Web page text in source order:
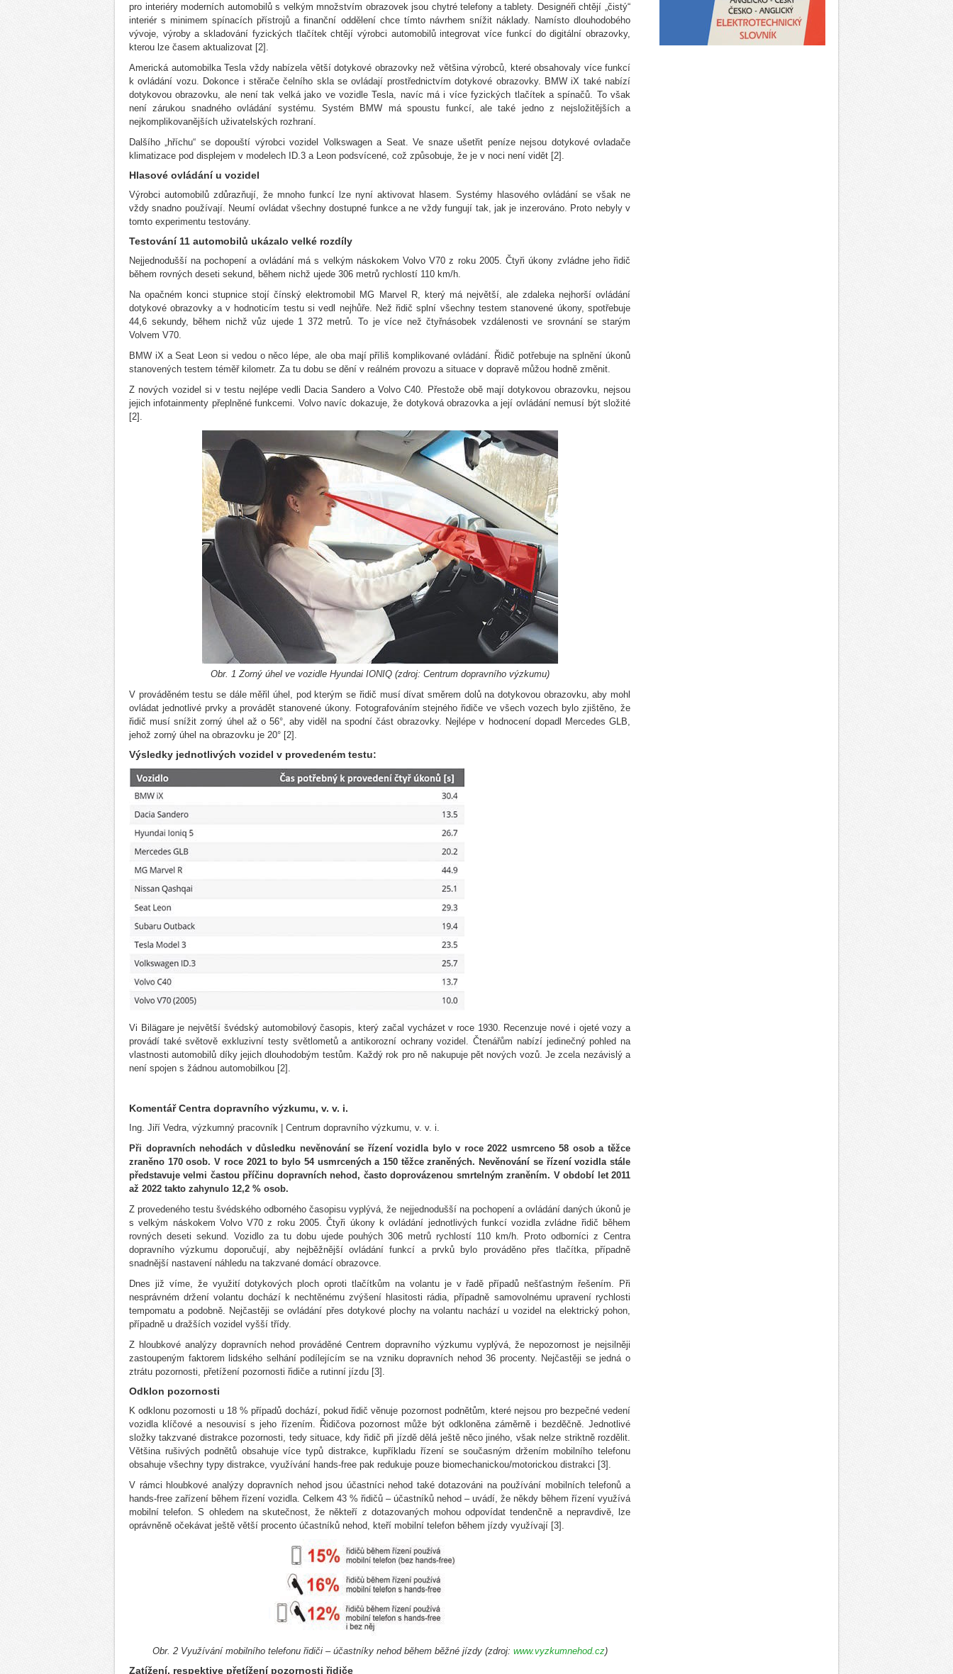
pro interiéry moderních automobilů s velkým množstvím obrazovek jsou chytré telefony a tablety. Designéři chtějí „čistý“
interiér s minimem spínacích přístrojů a finanční oddělení chce tímto návrhem snížit náklady. Namísto dlouhodobého
vývoje, výroby a skladování fyzických tlačítek chtějí výrobci automobilů integrovat více funkcí do digitální obrazovky,
kterou lze časem aktualizovat [2].
Americká automobilka Tesla vždy nabízela větší dotykové obrazovky než většina výrobců, které obsahovaly více funkcí
k ovládání vozu. Dokonce i stěrače čelního skla se ovládají prostřednictvím dotykové obrazovky. BMW iX také nabízí
dotykovou obrazovku, ale není tak velká jako ve vozidle Tesla, navíc má i více fyzických tlačítek a spínačů. To však
není zárukou snadného ovládání systému. Systém BMW má spoustu funkcí, ale také jedno z nejsložitějších a
nejkomplikovanějších uživatelských rozhraní.
Dalšího „hříchu“ se dopouští výrobci vozidel Volkswagen a Seat. Ve snaze ušetřit peníze nejsou dotykové ovladače
klimatizace pod displejem v modelech ID.3 a Leon podsvícené, což způsobuje, že je v noci není vidět [2].
Hlasové ovládání u vozidel
Výrobci automobilů zdůrazňují, že mnoho funkcí lze nyní aktivovat hlasem. Systémy hlasového ovládání se však ne
vždy snadno používají. Neumí ovládat všechny dostupné funkce a ne vždy fungují tak, jak je inzerováno. Proto nebyly v
tomto experimentu testovány.
Testování 11 automobilů ukázalo velké rozdíly
Nejjednodušší na pochopení a ovládání má s velkým náskokem Volvo V70 z roku 2005. Čtyři úkony zvládne jeho řidič
během rovných deseti sekund, během nichž ujede 306 metrů rychlostí 110 km/h.
Na opačném konci stupnice stojí čínský elektromobil MG Marvel R, který má největší, ale zdaleka nejhorší ovládání
dotykové obrazovky a v hodnoticím testu si vedl nejhůře. Než řidič splní všechny testem stanovené úkony, spotřebuje
44,6 sekundy, během nichž vůz ujede 1 372 metrů. To je více než čtyřnásobek vzdálenosti ve srovnání se starým
Volvem V70.
BMW iX a Seat Leon si vedou o něco lépe, ale oba mají příliš komplikované ovládání. Řidič potřebuje na splnění úkonů
stanovených testem téměř kilometr. Za tu dobu se dění v reálném provozu a situace v dopravě můžou hodně změnit.
Z nových vozidel si v testu nejlépe vedli Dacia Sandero a Volvo C40. Přestože obě mají dotykovou obrazovku, nejsou
jejich infotainmenty přeplněné funkcemi. Volvo navíc dokazuje, že dotyková obrazovka a její ovládání nemusí být složité
[2].
Obr. 1 Zorný úhel ve vozidle Hyundai IONIQ (zdroj: Centrum dopravního výzkumu)
V prováděném testu se dále měřil úhel, pod kterým se řidič musí dívat směrem dolů na dotykovou obrazovku, aby mohl
ovládat jednotlivé prvky a provádět stanovené úkony. Fotografováním stejného řidiče ve všech vozech bylo zjištěno, že
řidič musí snížit zorný úhel až o 56°, aby viděl na spodní část obrazovky. Nejlépe v hodnocení dopadl Mercedes GLB,
jehož zorný úhel na obrazovku je 20° [2].
Výsledky jednotlivých vozidel v provedeném testu:
Vi Bilägare je největší švédský automobilový časopis, který začal vycházet v roce 1930. Recenzuje nové i ojeté vozy a
provádí také světově exkluzivní testy světlometů a antikorozní ochrany vozidel. Čtenářům nabízí jedinečný pohled na
vlastnosti automobilů díky jejich dlouhodobým testům. Každý rok pro ně nakupuje pět nových vozů. Je zcela nezávislý a
není spojen s žádnou automobilkou [2].
Komentář Centra dopravního výzkumu, v. v. i.
Ing. Jiří Vedra, výzkumný pracovník | Centrum dopravního výzkumu, v. v. i.
Při dopravních nehodách v důsledku nevěnování se řízení vozidla bylo v roce 2022 usmrceno 58 osob a těžce
zraněno 170 osob. V roce 2021 to bylo 54 usmrcených a 150 těžce zraněných. Nevěnování se řízení vozidla stále
představuje velmi častou příčinu dopravních nehod, často doprovázenou smrtelným zraněním. V období let 2011
až 2022 takto zahynulo 12,2 % osob.
Z provedeného testu švédského odborného časopisu vyplývá, že nejjednodušší na pochopení a ovládání daných úkonů je
s velkým náskokem Volvo V70 z roku 2005. Čtyři úkony k ovládání jednotlivých funkcí vozidla zvládne řidič během
rovných deseti sekund. Vozidlo za tu dobu ujede pouhých 306 metrů rychlostí 110 km/h. Proto odborníci z Centra
dopravního výzkumu doporučují, aby nejběžnější ovládání funkcí a prvků bylo prováděno přes tlačítka, případně
snadnější nastavení náhledu na takzvané domácí obrazovce.
Dnes již víme, že využití dotykových ploch oproti tlačítkům na volantu je v řadě případů nešťastným řešením. Při
nesprávném držení volantu dochází k nechtěnému zvýšení hlasitosti rádia, případně samovolnému upravení rychlosti
tempomatu a podobně. Nejčastěji se ovládání přes dotykové plochy na volantu nachází u vozidel na elektrický pohon,
případně u dražších vozidel vyšší třídy.
Z hloubkové analýzy dopravních nehod prováděné Centrem dopravního výzkumu vyplývá, že nepozornost je nejsilněji
zastoupeným faktorem lidského selhání podílejícím se na vzniku dopravních nehod 36 procenty. Nejčastěji se jedná o
ztrátu pozornosti, přetížení pozornosti řidiče a rutinní jízdu [3].
Odklon pozornosti
K odklonu pozornosti u 18 % případů dochází, pokud řidič věnuje pozornost podnětům, které nejsou pro bezpečné vedení
vozidla klíčové a nesouvisí s jeho řízením. Řidičova pozornost může být odkloněna záměrně i bezděčně. Jednotlivé
složky takzvané distrakce pozornosti, tedy situace, kdy řidič při jízdě dělá ještě něco jiného, však nelze striktně rozdělit.
Většina rušivých podnětů obsahuje více typů distrakce, kupříkladu řízení se současným držením mobilního telefonu
obsahuje všechny typy distrakce, využívání hands-free pak redukuje pouze biomechanickou/motorickou distrakci [3].
V rámci hloubkové analýzy dopravních nehod jsou účastníci nehod také dotazováni na používání mobilních telefonů a
hands-free zařízení během řízení vozidla. Celkem 43 % řidičů – účastníků nehod – uvádí, že někdy během řízení využívá
mobilní telefon. S ohledem na skutečnost, že někteří z dotazovaných mohou odpovídat tendenčně a nepravdivě, lze
oprávněně očekávat ještě větší procento účastníků nehod, kteří mobilní telefon během jízdy využívají [3].
Obr. 2 Využívání mobilního telefonu řidiči – účastníky nehod během běžné jízdy (zdroj: www.vyzkumnehod.cz)
Zatížení, respektive přetížení pozornosti řidiče